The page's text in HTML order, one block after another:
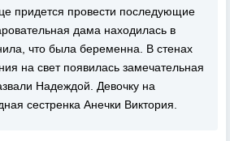
придется провести последующие
дама находилась в
что была беременна. В стенах
на свет появилась замечательная
Надеждой. Девочку на
сестренка Анечки Виктория.